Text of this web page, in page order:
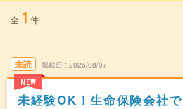
全 1 件
未読
NEW
掲載日 2026/08/07
未経験OK！生命保険会社